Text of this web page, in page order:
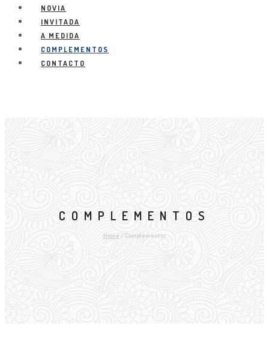
NOVIA
INVITADA
A MEDIDA
COMPLEMENTOS
CONTACTO
COMPLEMENTOS
Home / Complementos